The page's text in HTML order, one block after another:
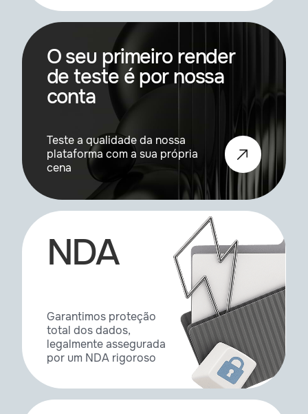
O seu primeiro render
de teste é por nossa
conta
Teste a qualidade da nossa
plataforma com a sua própria
cena
NDA
Garantimos proteção
total dos dados,
legalmente assegurada
por um NDA rigoroso